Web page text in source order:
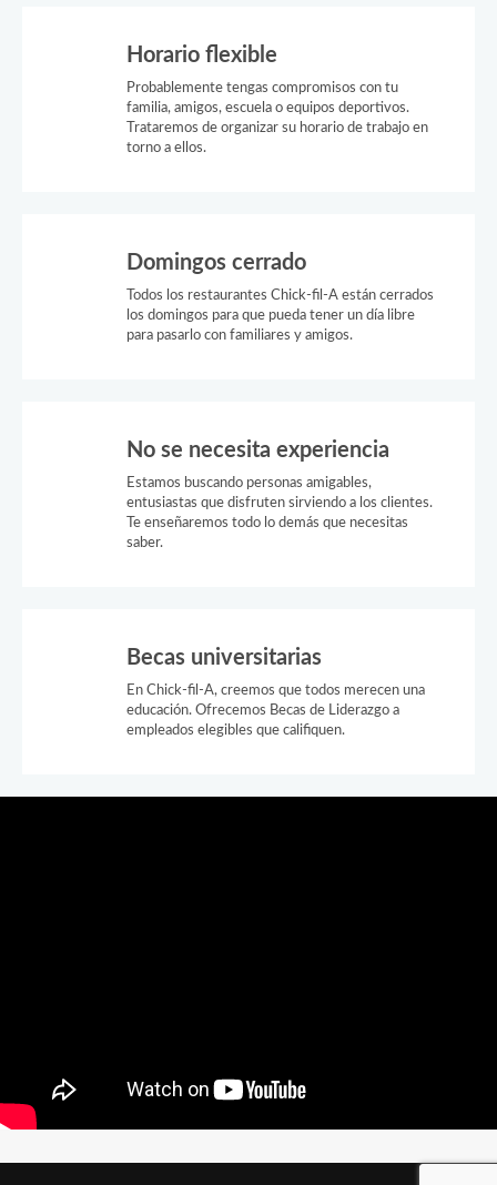
Horario flexible
Probablemente tengas compromisos con tu
familia, amigos, escuela o equipos deportivos.
Trataremos de organizar su horario de trabajo en
torno a ellos.
Domingos cerrado
Todos los restaurantes Chick-fil-A están cerrados
los domingos para que pueda tener un día libre
para pasarlo con familiares y amigos.
No se necesita experiencia
Estamos buscando personas amigables,
entusiastas que disfruten sirviendo a los clientes.
Te enseñaremos todo lo demás que necesitas
saber.
Becas universitarias
En Chick-fil-A, creemos que todos merecen una
educación. Ofrecemos Becas de Liderazgo a
empleados elegibles que califiquen.